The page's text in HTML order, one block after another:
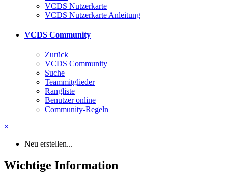
VCDS Nutzerkarte
VCDS Nutzerkarte Anleitung
VCDS Community
Zurück
VCDS Community
Suche
Teammitglieder
Rangliste
Benutzer online
Community-Regeln
×
Neu erstellen...
Wichtige Information